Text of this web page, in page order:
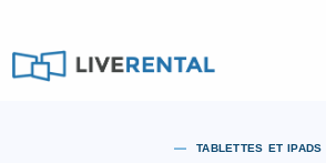
TABLETTES ET IPADS